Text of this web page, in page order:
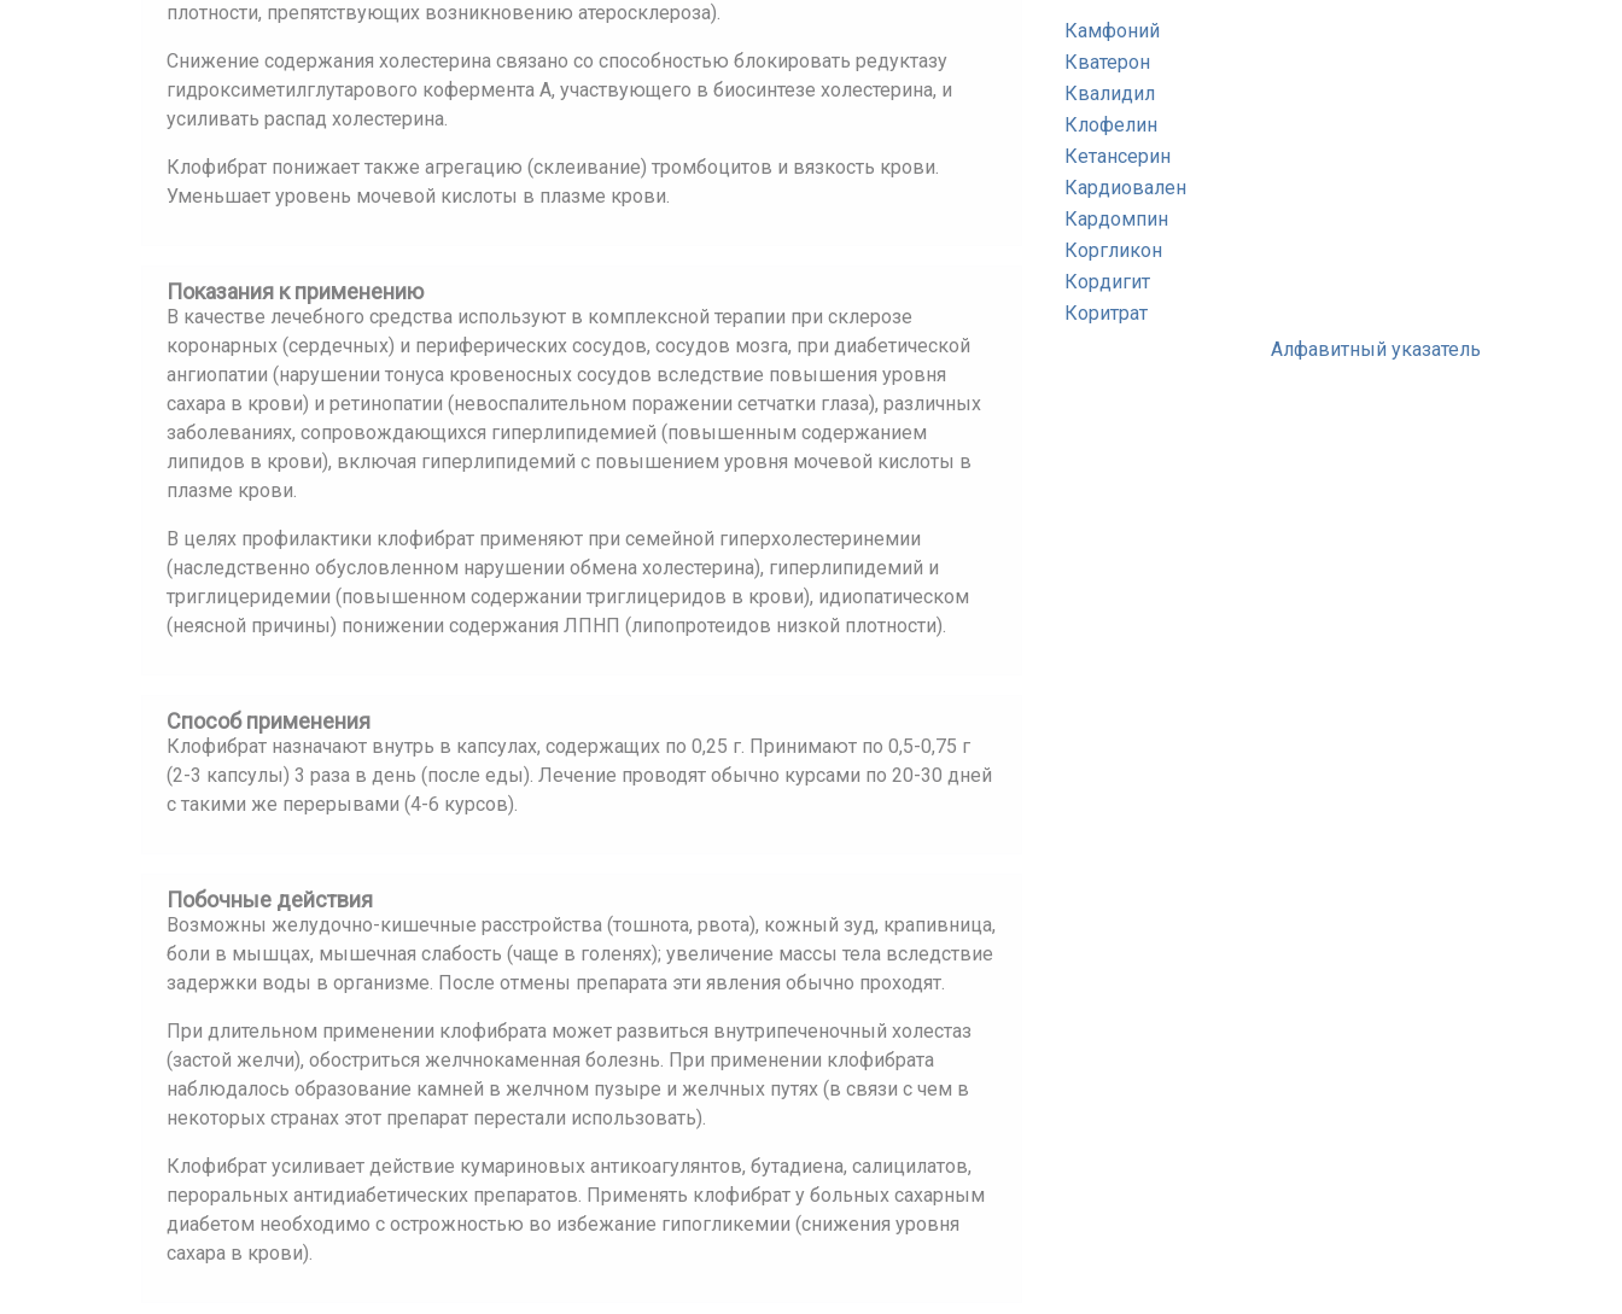
плотности, препятствующих возникновению атеросклероза).
Снижение содержания холестерина связано со способностью блокировать редуктазу
гидроксиметилглутарового кофермента А, участвующего в биосинтезе холестерина, и
усиливать распад холестерина.
Клофибрат понижает также агрегацию (склеивание) тромбоцитов и вязкость крови.
Уменьшает уровень мочевой кислоты в плазме крови.
Показания к применению
В качестве лечебного средства используют в комплексной терапии при склерозе
коронарных (сердечных) и периферических сосудов, сосудов мозга, при диабетической
ангиопатии (нарушении тонуса кровеносных сосудов вследствие повышения уровня
сахара в крови) и ретинопатии (невоспалительном поражении сетчатки глаза), различных
заболеваниях, сопровождающихся гиперлипидемией (повышенным содержанием
липидов в крови), включая гиперлипидемий с повышением уровня мочевой кислоты в
плазме крови.
В целях профилактики клофибрат применяют при семейной гиперхолестеринемии
(наследственно обусловленном нарушении обмена холестерина), гиперлипидемий и
триглицеридемии (повышенном содержании триглицеридов в крови), идиопатическом
(неясной причины) понижении содержания ЛПНП (липопротеидов низкой плотности).
Способ применения
Клофибрат назначают внутрь в капсулах, содержащих по 0,25 г. Принимают по 0,5-0,75 г
(2-3 капсулы) 3 раза в день (после еды). Лечение проводят обычно курсами по 20-30 дней
с такими же перерывами (4-6 курсов).
Побочные действия
Возможны желудочно-кишечные расстройства (тошнота, рвота), кожный зуд, крапивница,
боли в мышцах, мышечная слабость (чаще в голенях); увеличение массы тела вследствие
задержки воды в организме. После отмены препарата эти явления обычно проходят.
При длительном применении клофибрата может развиться внутрипеченочный холестаз
(застой желчи), обостриться желчнокаменная болезнь. При применении клофибрата
наблюдалось образование камней в желчном пузыре и желчных путях (в связи с чем в
некоторых странах этот препарат перестали использовать).
Клофибрат усиливает действие кумариновых антикоагулянтов, бутадиена, салицилатов,
пероральных антидиабетических препаратов. Применять клофибрат у больных сахарным
диабетом необходимо с острожностью во избежание гипогликемии (снижения уровня
сахара в крови).
Камфоний
Кватерон
Квалидил
Клофелин
Кетансерин
Кардиовален
Кардомпин
Коргликон
Кордигит
Коритрат
Алфавитный указатель